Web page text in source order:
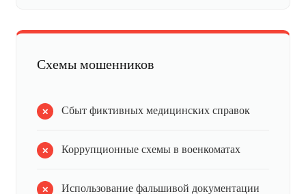
Схемы мошенников
Сбыт фиктивных медицинских справок
Коррупционные схемы в военкоматах
Использование фальшивой документации